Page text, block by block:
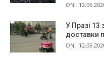
ON:
У Празі 13
доставки
ON: